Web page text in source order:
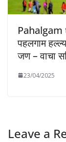
Pahalgam
पहलगाम
जण – वाचा
23/04/2025
Leave a